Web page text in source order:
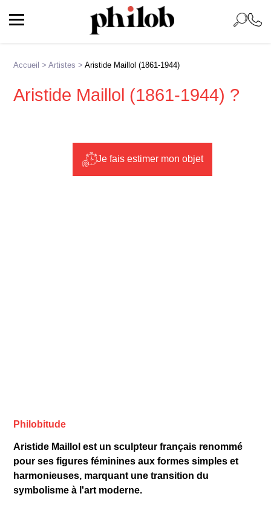
Accueil >Artistes >Aristide Maillol (1861-1944)
Aristide Maillol (1861-1944) ?
Je fais estimer mon objet
Philobitude
Aristide Maillol est un sculpteur français renommé
pour ses figures féminines aux formes simples et
harmonieuses, marquant une transition du
symbolisme à l'art moderne.